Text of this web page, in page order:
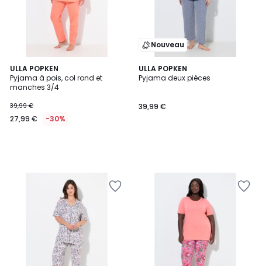
ULLA POPKEN
Pyjama à pois, col rond et
manches 3/4
39,99 €
27,99 € -30%
Nouveau
ULLA POPKEN
Pyjama deux pièces
39,99 €